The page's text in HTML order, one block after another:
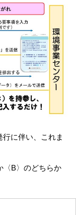
に伴い、これま
〈B〉のどちらか